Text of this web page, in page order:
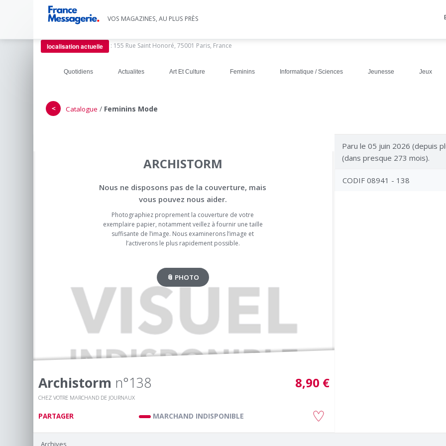
VOS MAGAZINES, AU PLUS PRÈS
localisation actuelle : 155 Rue Saint Honoré, 75001 Paris, France
Quotidiens Actualites Art Et Culture Feminins Informatique / Sciences Jeunesse Jeux
＜ Catalogue / Feminins Mode
ARCHISTORM
Nous ne disposons pas de la couverture, mais
vous pouvez nous aider.
Photographiez proprement la couverture de votre
exemplaire papier, notamment veillez à fournir une taille
suffisante de l’image. Nous examinerons l’image et
l’activerons le plus rapidement possible.
📎 PHOTO
Archistorm n°138
CHEZ VOTRE MARCHAND DE JOURNAUX
8,90 €
PARTAGER MARCHAND INDISPONIBLE
Paru le 05 juin 2026 (depuis
(dans presque 273 mois).
CODIF 08941 - 138
Archives